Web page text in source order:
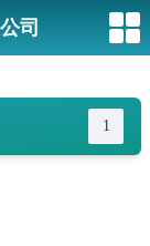
司
1